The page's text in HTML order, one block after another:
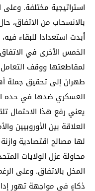
استراتيجية مختلفة.
بالانسحاب من الاتفاق،
أبدت استعدادا للبقاء
الخمس الأخرى في
لمقاطعتها ووقف
طهران إلى تحقيق جملة
العسكري ضدها في حده
يعني رفع هذا الاحتمال
العلاقة بين الأوروبيين
لها مصالح اقتصادية
محاولة عزل الولايات
المخل بالاتفاق. وعلى
ذكاءٍ في مواجهة تهور